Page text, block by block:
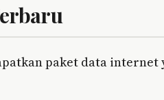
paket data internet